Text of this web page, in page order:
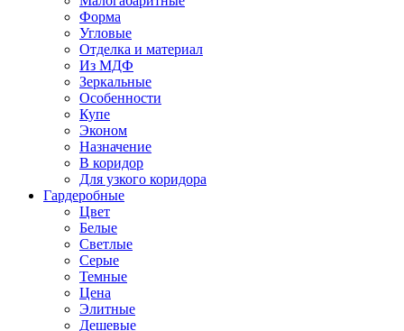
Форма
Угловые
Отделка и материал
Из МДФ
Зеркальные
Особенности
Купе
Эконом
Назначение
В коридор
Для узкого коридора
Гардеробные
Цвет
Белые
Светлые
Серые
Темные
Цена
Элитные
Дешевые